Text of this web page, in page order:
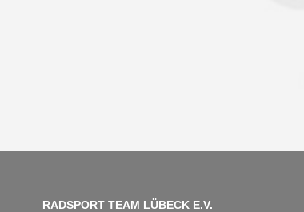
RADSPORT TEAM LÜBECK E.V.